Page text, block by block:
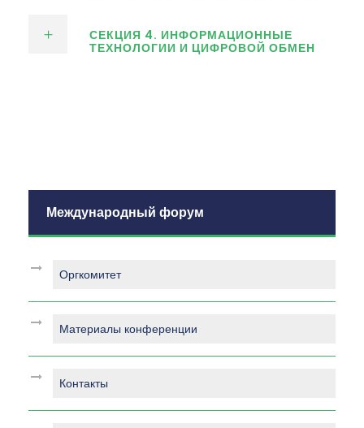
СЕКЦИЯ 4. ИНФОРМАЦИОННЫЕ
ТЕХНОЛОГИИ И ЦИФРОВОЙ ОБМЕН
Международный форум
Оргкомитет
Материалы конференции
Контакты